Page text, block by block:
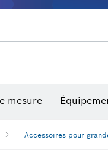
mesure
Accessoires pour